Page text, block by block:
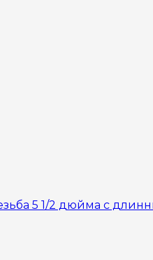
5 1/2 дюйма с